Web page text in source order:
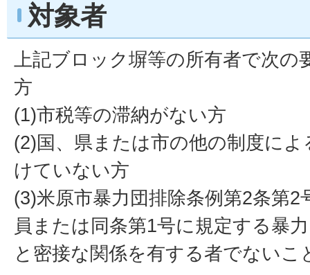
対象者
上記ブロック塀等の所有者で次
方
(1)市税等の滞納がない方
(2)国、県または市の他の制度に
けていない方
(3)米原市暴力団排除条例第2条第2
員または同条第1号に規定する暴
と密接な関係を有する者でないこ